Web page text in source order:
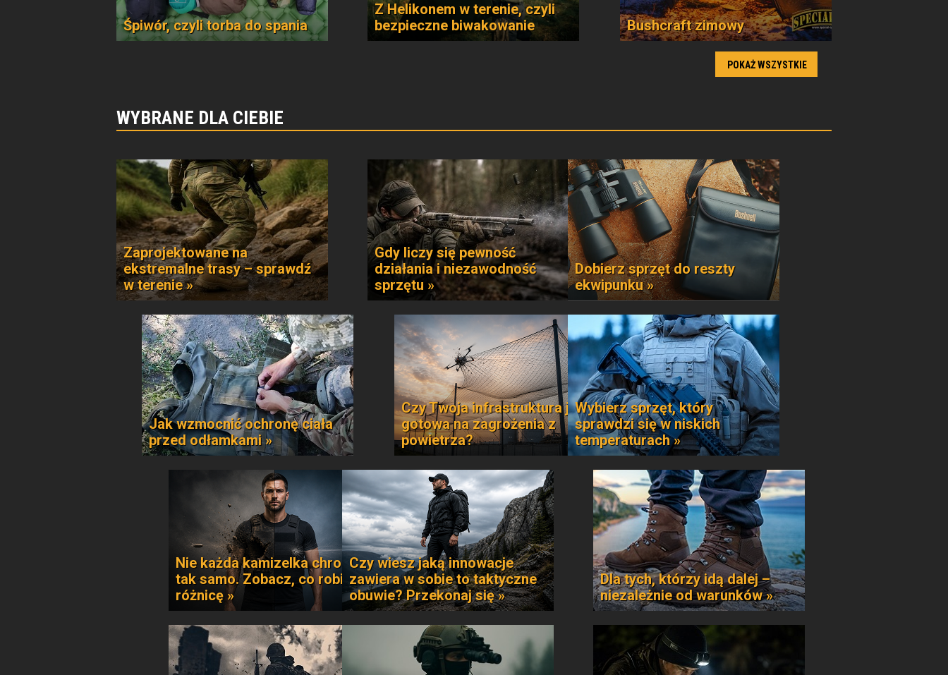
Śpiwór, czyli torba do spania
Z Helikonem w terenie, czyli
bezpieczne biwakowanie
Bushcraft zimowy
POKAŻ WSZYSTKIE
WYBRANE DLA CIEBIE
Zaprojektowane na
ekstremalne trasy – sprawdź
w terenie »
Gdy liczy się pewność
działania i niezawodność
sprzętu »
Dobierz sprzęt do reszty
ekwipunku »
Jak wzmocnić ochronę ciała
przed odłamkami »
Czy Twoja infrastruktura jest
gotowa na zagrożenia z
powietrza?
Wybierz sprzęt, który
sprawdzi się w niskich
temperaturach »
Nie każda kamizelka chroni
tak samo. Zobacz, co robi
różnicę »
Czy wiesz jaką innowacje
zawiera w sobie to taktyczne
obuwie? Przekonaj się »
Dla tych, którzy idą dalej –
niezależnie od warunków »